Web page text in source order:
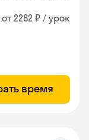
от 2282 ₽ / урок
время